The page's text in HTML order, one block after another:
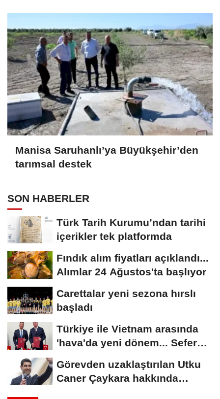
Manisa Saruhanlı’ya Büyükşehir’den
tarımsal destek
SON HABERLER
Türk Tarih Kurumu’ndan tarihi
içerikler tek platformda
Fındık alım fiyatları açıklandı...
Alımlar 24 Ağustos'ta başlıyor
Carettalar yeni sezona hırslı
başladı
Türkiye ile Vietnam arasında
'hava'da yeni dönem... Sefer
Görevden uzaklaştırılan Utku
Caner Çaykara hakkında